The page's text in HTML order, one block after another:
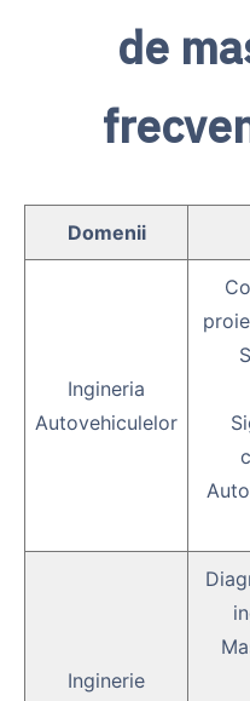
de
Domenii
Ingineria
Autovehiculelor
Inginerie